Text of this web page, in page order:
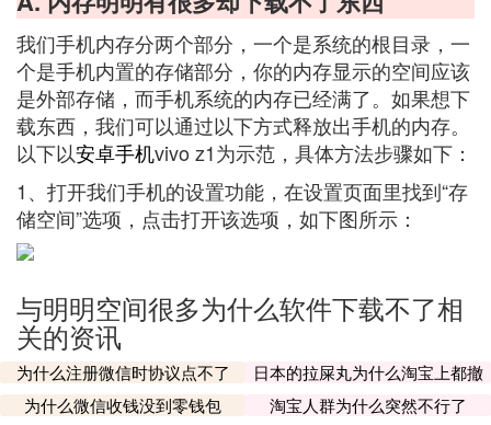
我们手机内存分两个部分，一个是系统的根目录，一
个是手机内置的存储部分，你的内存显示的空间应该
是外部存储，而手机系统的内存已经满了。如果想下
载东西，我们可以通过以下方式释放出手机的内存。
以下以安卓手机vivo z1为示范，具体方法步骤如下：
1、打开我们手机的设置功能，在设置页面里找到“存
储空间”选项，点击打开该选项，如下图所示：
与明明空间很多为什么软件下载不了相
关的资讯
为什么注册微信时协议点不了
日本的拉屎丸为什么淘宝上都撤
了
为什么微信收钱没到零钱包
淘宝人群为什么突然不行了